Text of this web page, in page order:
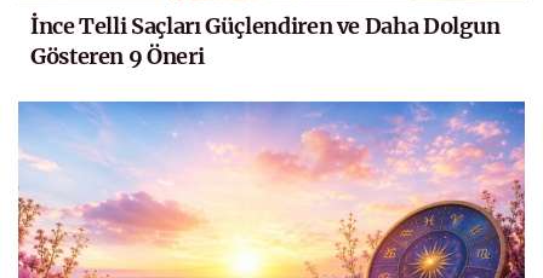
İnce Telli Saçları Güçlendiren ve Daha Dolgun
Gösteren 9 Öneri